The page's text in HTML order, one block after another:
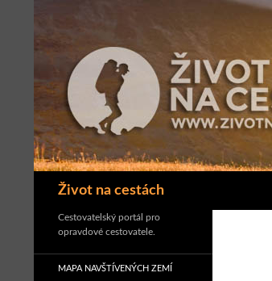
Život na cestách
Hledat
Cestovatelský portál pro
opravdové cestovatele.
MAPA NAVŠTÍVENÝCH ZEMÍ